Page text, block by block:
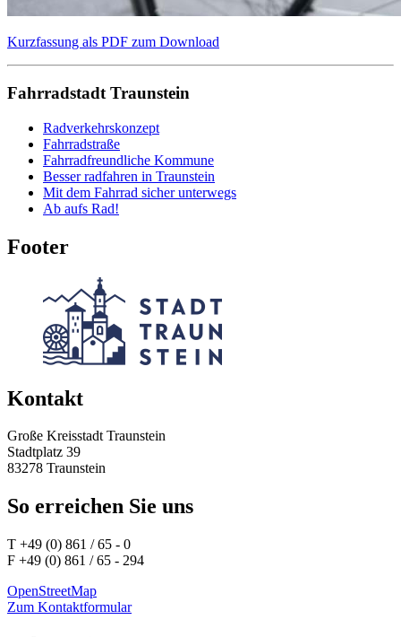
Kurzfassung als PDF zum Download
Fahrradstadt Traunstein
Radverkehrskonzept
Fahrradstraße
Fahrradfreundliche Kommune
Besser radfahren in Traunstein
Mit dem Fahrrad sicher unterwegs
Ab aufs Rad!
Footer
Kontakt
Große Kreisstadt Traunstein
Stadtplatz 39
83278 Traunstein
So erreichen Sie uns
T +49 (0) 861 / 65 - 0
F +49 (0) 861 / 65 - 294
OpenStreetMap
Zum Kontaktformular